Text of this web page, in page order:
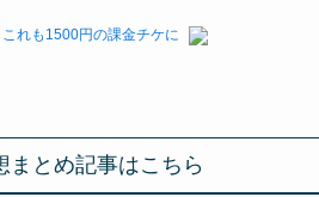
れも1500円の課金チケに
まとめ記事はこちら